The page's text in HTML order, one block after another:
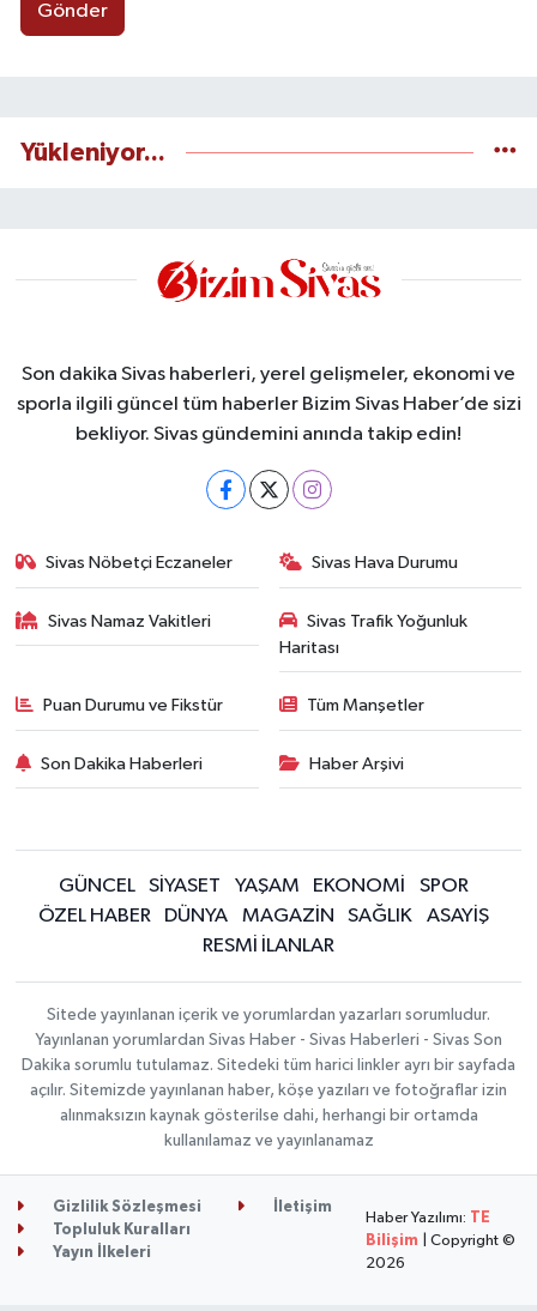
Gönder
Yükleniyor...
Son dakika Sivas haberleri, yerel gelişmeler, ekonomi ve
sporla ilgili güncel tüm haberler Bizim Sivas Haber’de sizi
bekliyor. Sivas gündemini anında takip edin!
Sivas Nöbetçi Eczaneler Sivas Hava Durumu
Sivas Namaz Vakitleri
Sivas Trafik Yoğunluk
Haritası
Puan Durumu ve Fikstür Tüm Manşetler
Son Dakika Haberleri Haber Arşivi
GÜNCEL SİYASET YAŞAM EKONOMİ
SPOR
ÖZEL HABER
DÜNYA MAGAZİN SAĞLIK
ASAYİŞ
RESMİ İLANLAR
Sitede yayınlanan içerik ve yorumlardan yazarları sorumludur.
Yayınlanan yorumlardan Sivas Haber - Sivas Haberleri - Sivas Son
Dakika sorumlu tutulamaz. Sitedeki tüm harici linkler ayrı bir sayfada
açılır. Sitemizde yayınlanan haber, köşe yazıları ve fotoğraflar izin
alınmaksızın kaynak gösterilse dahi, herhangi bir ortamda
kullanılamaz ve yayınlanamaz
Gizlilik Sözleşmesi
İletişim
Topluluk Kuralları
Yayın İlkeleri
Haber Yazılımı: TE
Bilişim | Copyright ©
2026